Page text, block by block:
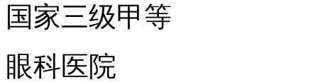
国家三级甲等
眼科医院